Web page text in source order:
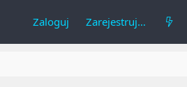
Zaloguj Zarejestruj się